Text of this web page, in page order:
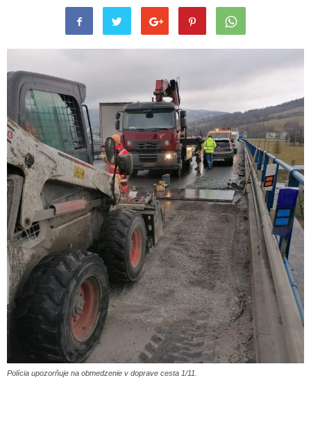
Polícia upozorňuje na obmedzenie v doprave cesta 1/11.